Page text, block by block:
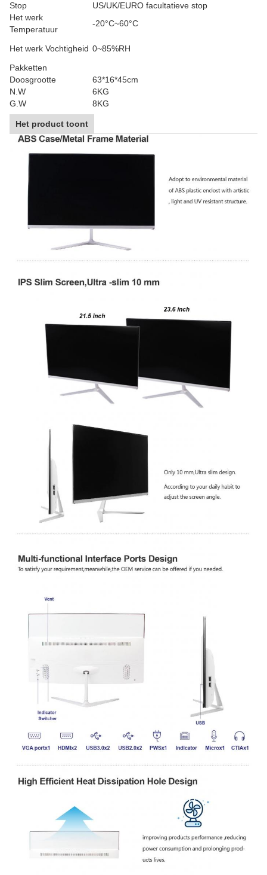
Stop
US/UK/EURO facultatieve stop
Het werk
Temperatuur
-20°C~60°C
Het werk Vochtigheid 0~85%RH
Pakketten
Doosgrootte
63*16*45cm
N.W
6KG
G.W
8KG
Het product toont